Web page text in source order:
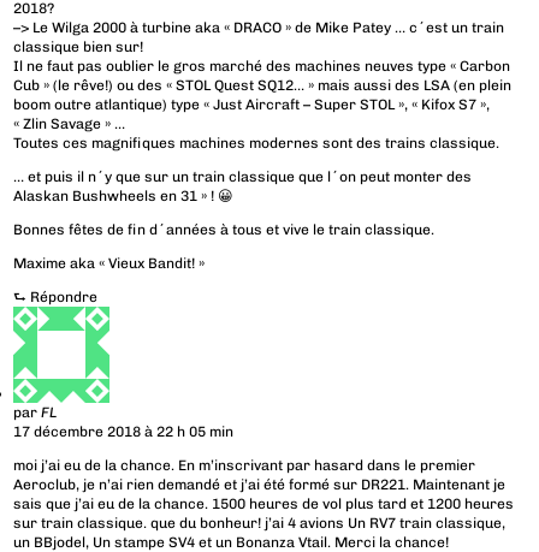
2018?
–> Le Wilga 2000 à turbine aka « DRACO » de Mike Patey … c´est un train
classique bien sur!
Il ne faut pas oublier le gros marché des machines neuves type « Carbon
Cub » (le rêve!) ou des « STOL Quest SQ12… » mais aussi des LSA (en plein
boom outre atlantique) type « Just Aircraft – Super STOL », « Kifox S7 »,
« Zlin Savage » …
Toutes ces magnifiques machines modernes sont des trains classique.
… et puis il n´y que sur un train classique que l´on peut monter des
Alaskan Bushwheels en 31 » ! 😀
Bonnes fêtes de fin d´années à tous et vive le train classique.
Maxime aka « Vieux Bandit! »
⮑ Répondre
parFL
17 décembre 2018 à 22 h 05 min
moi j’ai eu de la chance. En m’inscrivant par hasard dans le premier
Aeroclub, je n’ai rien demandé et j’ai été formé sur DR221. Maintenant je
sais que j’ai eu de la chance. 1500 heures de vol plus tard et 1200 heures
sur train classique. que du bonheur! j’ai 4 avions Un RV7 train classique,
un BBjodel, Un stampe SV4 et un Bonanza Vtail. Merci la chance!